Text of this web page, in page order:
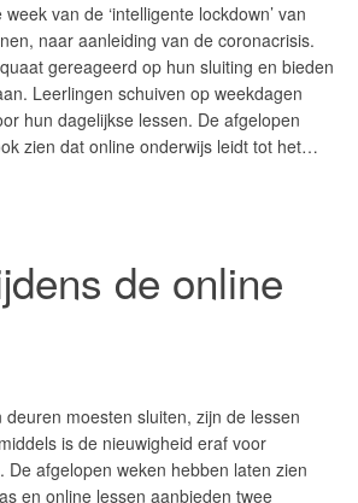
van de ‘intelligente lockdown’ van
naar aanleiding van de coronacrisis.
gereageerd op hun sluiting en bieden
Leerlingen schuiven op weekdagen
hun dagelijkse lessen. De afgelopen
zien dat online onderwijs leidt tot het…
de online
moesten sluiten, zijn de lessen
is de nieuwigheid eraf voor
De afgelopen weken hebben laten zien
en online lessen aanbieden twee